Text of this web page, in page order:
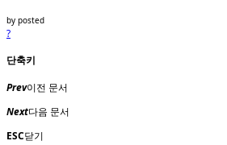
by posted
?
단축키
Prev이전 문서
Next다음 문서
ESC닫기